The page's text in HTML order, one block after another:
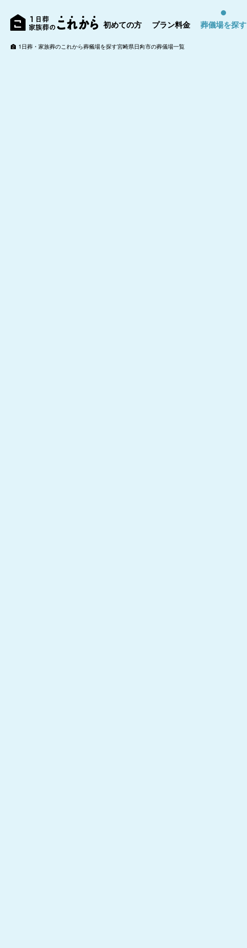
初めての方 プラン料金 葬儀場を探す
1日葬・家族葬のこれから葬儀場を探す宮崎県日向市の葬儀場一覧